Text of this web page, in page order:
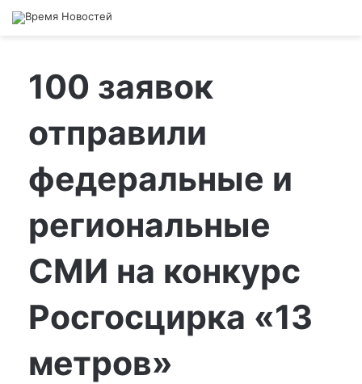
100 заявок
отправили
федеральные и
региональные
СМИ на конкурс
Росгосцирка «13
метров»